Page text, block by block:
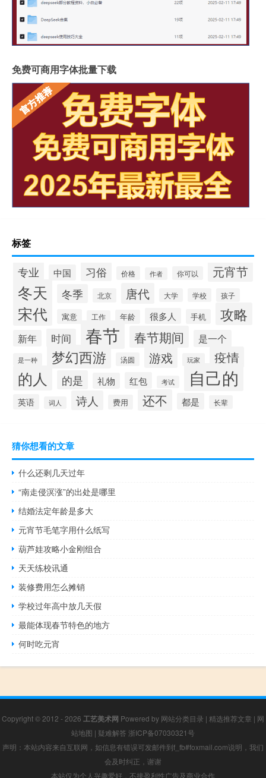
免费可商用字体批量下载
标签
专业 中国 习俗 价格 作者 你可以 元宵节
冬天 冬季 北京 唐代 大学 学校 孩子
宋代 寓意 工作 年龄 很多人 手机 攻略
新年 时间 春节 春节期间 是一个
是一种 梦幻西游 汤圆 游戏 玩家 疫情
的人 的是 礼物 红包 考试 自己的
英语 词人 诗人 费用 还不 都是 长辈
猜你想看的文章
什么还剩几天过年
“南走侵溟涨”的出处是哪里
结婚法定年龄是多大
元宵节毛笔字用什么纸写
葫芦娃攻略小金刚组合
天天练校讯通
装修费用怎么摊销
学校过年高中放几天假
最能体现春节特色的地方
何时吃元宵
Copyright © 2012 - 2026 工艺美术网 Powered by 网站分类目录 | 精选推荐文章 | 网
站地图 | 疑难解答 浙ICP备07030321号
声明：本站内容来自互联网，如信息有错误可发邮件到f_fb#foxmail.com说明，我们
会及时纠正，谢谢
本站仅为个人兴趣爱好，不接盈利性广告及商业合作